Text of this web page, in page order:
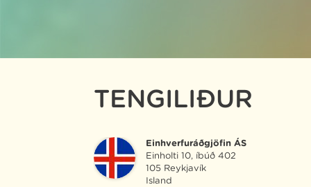
TENGILIÐUR
Einhverfuráðgjöfin ÁS
Einholti 10, íbúð 402
105 Reykjavík
Island